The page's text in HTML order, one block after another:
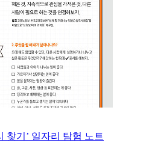
찾기’ 일자리 탐험 노트